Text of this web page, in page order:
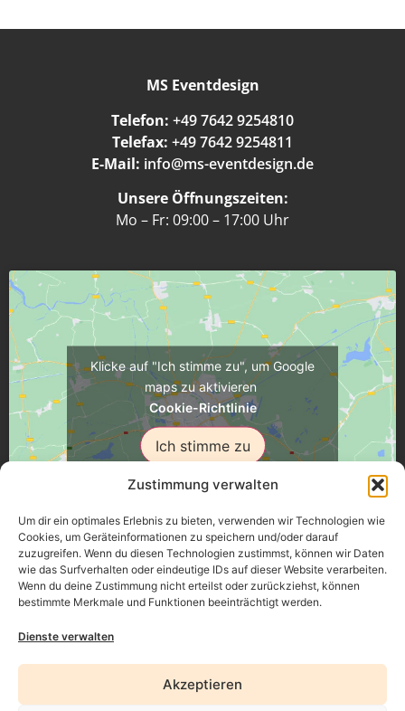
Zustimmung verwalten
Um dir ein optimales Erlebnis zu bieten, verwenden wir Technologien wie
Cookies, um Geräteinformationen zu speichern und/oder darauf
zuzugreifen. Wenn du diesen Technologien zustimmst, können wir Daten
wie das Surfverhalten oder eindeutige IDs auf dieser Website verarbeiten.
Wenn du deine Zustimmung nicht erteilst oder zurückziehst, können
bestimmte Merkmale und Funktionen beeinträchtigt werden.
Dienste verwalten
Akzeptieren
MS Eventdesign
Telefon: +49 7642 9254810
Telefax: +49 7642 9254811
E-Mail: info@ms-eventdesign.de
Unsere Öffnungszeiten:
Mo – Fr: 09:00 – 17:00 Uhr
Klicke auf "Ich stimme zu", um Google
maps zu aktivieren
Cookie-Richtlinie
Ich stimme zu
Üsenberger Strasse 11, 79346 Endingen a.K.
Erklärung zur Barrierefreiheit